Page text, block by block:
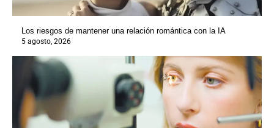
Los riesgos de mantener una relación romántica con la IA
5 agosto, 2026